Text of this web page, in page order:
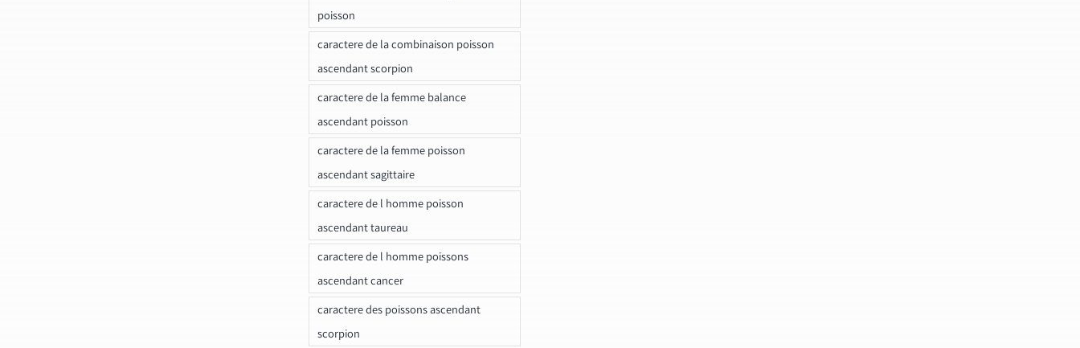
poisson
caractere de la combinaison poisson
ascendant scorpion
caractere de la femme balance
ascendant poisson
caractere de la femme poisson
ascendant sagittaire
caractere de l homme poisson
ascendant taureau
caractere de l homme poissons
ascendant cancer
caractere des poissons ascendant
scorpion